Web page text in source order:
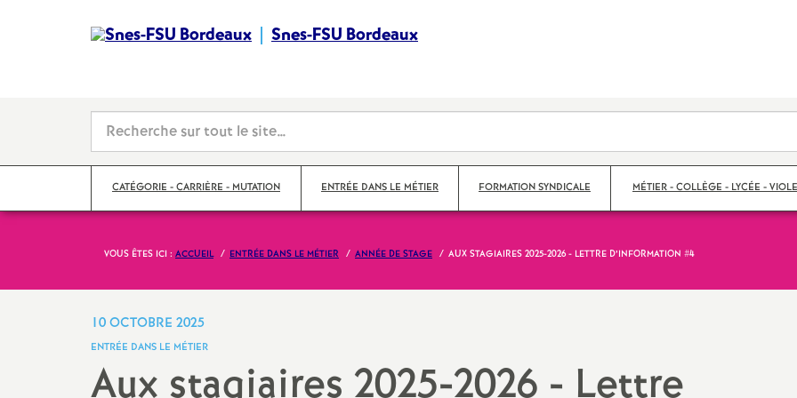
Snes-FSU BordeauxS
n
d
i
c
t
CATÉGORIE - CARRIÈRE - MUTATION
Mutations
ENTRÉE DANS LE MÉTIER FORMATION SYNDICALE MÉTIER - COLLÈGE - LYCÉE -
VOUS ÊTES ICI : ACCUEIL ENTRÉE DANS LE MÉTIER ANNÉE DE STAGE AUX STAGIAIRES 2025-2026 - LETTRE D’INFORMATION #4
10 OCTOBRE 2025
ENTRÉE DANS LE MÉTIER
Aux stagiaires 2025-2026 - Lettre